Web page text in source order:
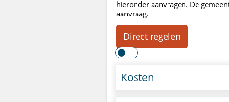
hieronder aanvragen. De
aanvraag.
Direct regelen
Kosten